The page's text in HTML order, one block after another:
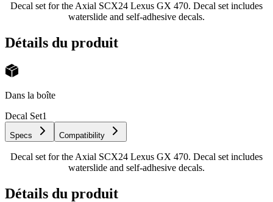
Decal set for the Axial SCX24 Lexus GX 470. Decal set includes
waterslide and self-adhesive decals.
Détails du produit
Dans la boîte
Decal Set1
Specs Compatibility
Decal set for the Axial SCX24 Lexus GX 470. Decal set includes
waterslide and self-adhesive decals.
Détails du produit